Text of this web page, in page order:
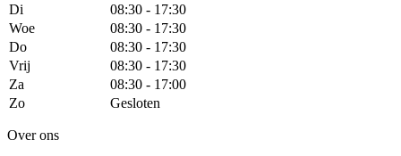
Di
08:30 - 17:30
Woe
08:30 - 17:30
Do
08:30 - 17:30
Vrij
08:30 - 17:30
Za
08:30 - 17:00
Zo
Gesloten
Over ons